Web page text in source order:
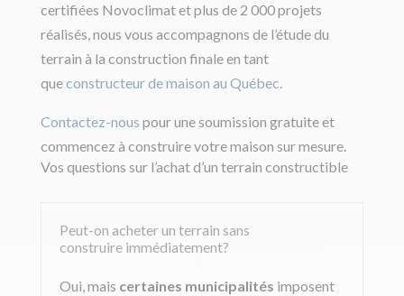
certifiées Novoclimat et plus de 2 000 projets
réalisés, nous vous accompagnons de l’étude du
terrain à la construction finale en tant
queconstructeur de maison au Québec.
Contactez-nous pour une soumission gratuite et
commencez à construire votre maison sur mesure.
Vos questions sur l’achat d’un terrain constructible
Peut-on acheter un terrain sans
construire immédiatement?
Oui, mais certaines municipalités imposent